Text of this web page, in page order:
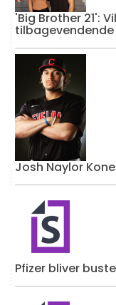
'Big Brother 21':
Josh Naylor
Pfizer bliver